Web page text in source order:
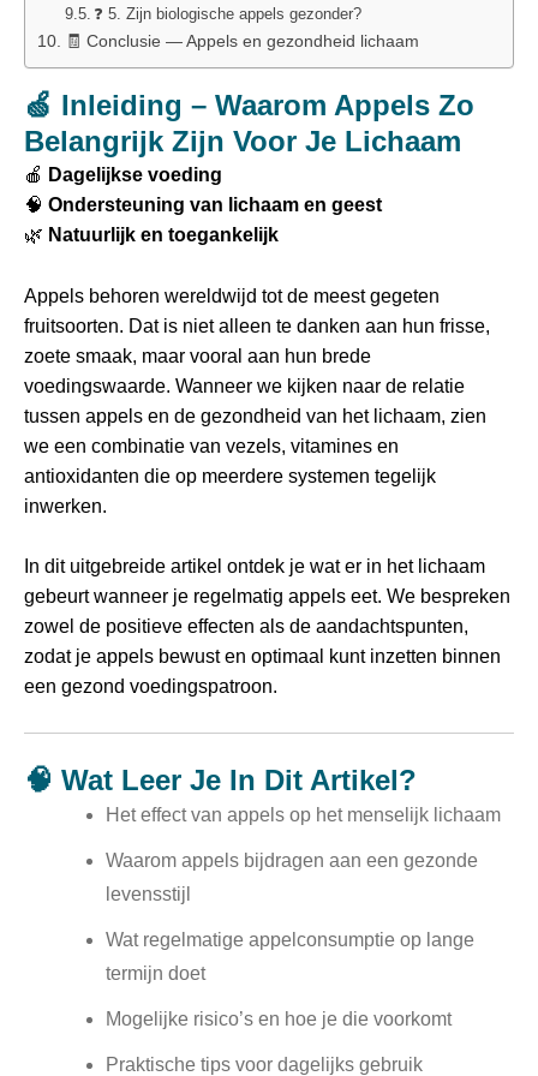
❓ 5. Zijn biologische appels gezonder?
🧾 Conclusie — Appels en gezondheid lichaam
🍏 Inleiding – Waarom Appels Zo
Belangrijk Zijn Voor Je Lichaam
🍎 Dagelijkse voeding
🧠 Ondersteuning van lichaam en geest
🌿 Natuurlijk en toegankelijk
Appels behoren wereldwijd tot de meest gegeten
fruitsoorten. Dat is niet alleen te danken aan hun frisse,
zoete smaak, maar vooral aan hun brede
voedingswaarde. Wanneer we kijken naar de relatie
tussen appels en de gezondheid van het lichaam, zien
we een combinatie van vezels, vitamines en
antioxidanten die op meerdere systemen tegelijk
inwerken.
In dit uitgebreide artikel ontdek je wat er in het lichaam
gebeurt wanneer je regelmatig appels eet. We bespreken
zowel de positieve effecten als de aandachtspunten,
zodat je appels bewust en optimaal kunt inzetten binnen
een gezond voedingspatroon.
🧠 Wat Leer Je In Dit Artikel?
Het effect van appels op het menselijk lichaam
Waarom appels bijdragen aan een gezonde
levensstijl
Wat regelmatige appelconsumptie op lange
termijn doet
Mogelijke risico’s en hoe je die voorkomt
Praktische tips voor dagelijks gebruik